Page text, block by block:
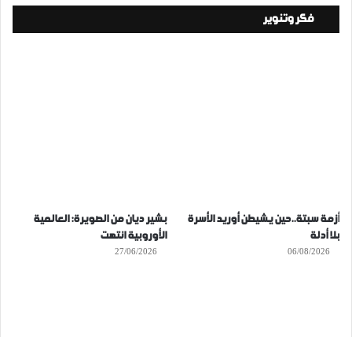
فكر وتنوير
أزمة سبتة..حين يشيطن أوريد الأسرة
بلا أدلة
06/08/2026
بشير ديان من الصويرة: العالمية
الأوروبية انتهت
27/06/2026